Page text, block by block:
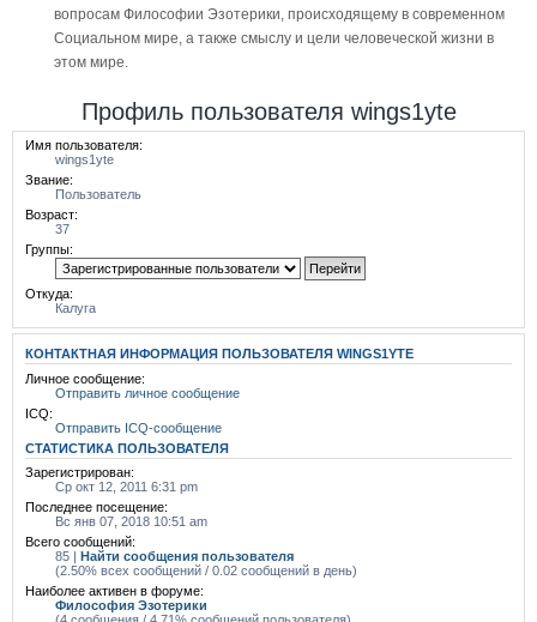
вопросам Философии Эзотерики, происходящему в современном
Социальном мире, а также смыслу и цели человеческой жизни в
этом мире.
Профиль пользователя wings1yte
Имя пользователя:
wings1yte
Звание:
Пользователь
Возраст:
37
Группы:
Откуда:
Калуга
КОНТАКТНАЯ ИНФОРМАЦИЯ ПОЛЬЗОВАТЕЛЯ WINGS1YTE
Личное сообщение:
Отправить личное сообщение
ICQ:
Отправить ICQ-сообщение
СТАТИСТИКА ПОЛЬЗОВАТЕЛЯ
Зарегистрирован:
Ср окт 12, 2011 6:31 pm
Последнее посещение:
Вс янв 07, 2018 10:51 am
Всего сообщений:
85 | Найти сообщения пользователя
(2.50% всех сообщений / 0.02 сообщений в день)
Наиболее активен в форуме:
Философия Эзотерики